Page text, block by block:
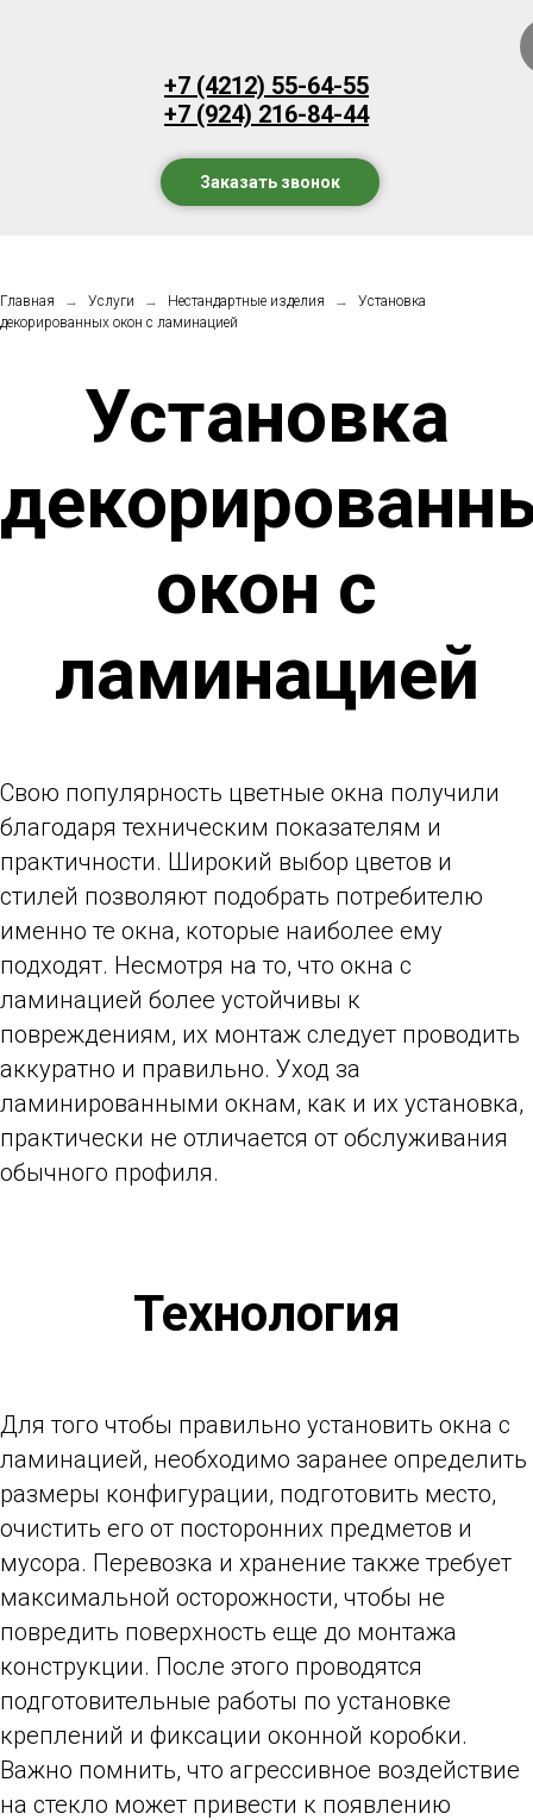
+7 (4212) 55-64-55
+7 (924) 216-84-44
Заказать звонок
Тонировка пластиковых окон
Главная → Услуги → Нестандартные изделия →
Установка
декорированных окон с ламинацией
Установка
окон с
ламинацией
Свою популярность цветные окна получили
благодаря техническим показателям и
практичности. Широкий выбор цветов и
стилей позволяют подобрать потребителю
именно те окна, которые наиболее ему
подходят. Несмотря на то, что окна с
ламинацией более устойчивы к
повреждениям, их монтаж следует проводить
аккуратно и правильно. Уход за
ламинированными окнам, как и их установка,
практически не отличается от обслуживания
обычного профиля.
Технология
Для того чтобы правильно установить окна с
ламинацией, необходимо заранее определить
размеры конфигурации, подготовить место,
очистить его от посторонних предметов и
мусора. Перевозка и хранение также требует
максимальной осторожности, чтобы не
повредить поверхность еще до монтажа
конструкции. После этого проводятся
подготовительные работы по установке
креплений и фиксации оконной коробки.
Важно помнить, что агрессивное воздействие
на стекло может привести к появлению